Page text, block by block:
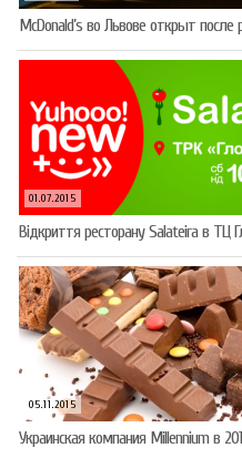
McDonald’s во Львове открыт после
01.07.2015
Відкриття ресторану Salateirа в ТЦ
05.11.2015
Украинская компания Millennium в